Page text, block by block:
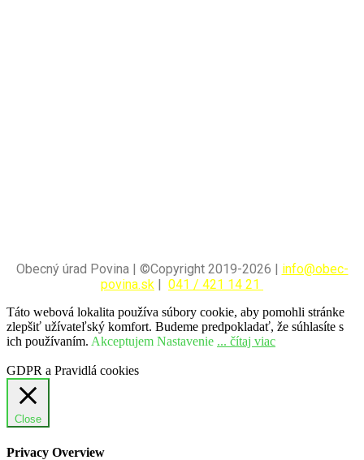
Obecný úrad Povina | ©Copyright 2019-2026 | info@obec-
povina.sk
041 / 421 14 21
Táto webová lokalita používa súbory cookie, aby pomohli stránke
zlepšiť užívateľský komfort. Budeme predpokladať, že súhlasíte s
ich používaním. Akceptujem Nastavenie ... čítaj viac
GDPR a Pravidlá cookies
Close
Privacy Overview